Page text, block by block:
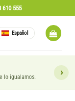
610 555
Español
lo igualamos.